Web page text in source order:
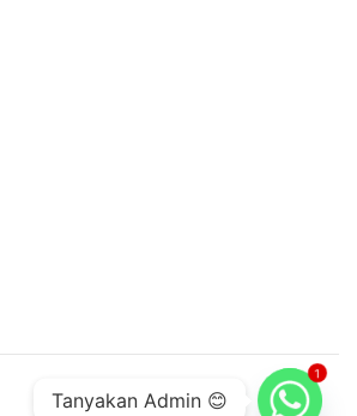
1
Tanyakan Admin 😊